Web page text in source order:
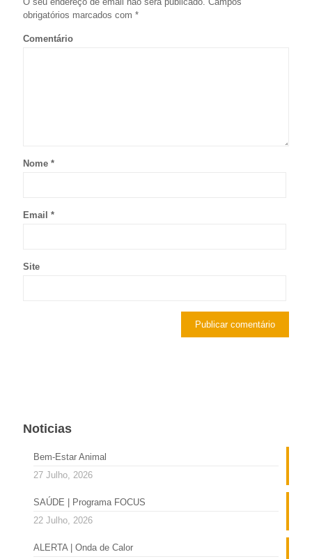
obrigatórios marcados com *
Comentário
Nome *
Email *
Site
Noticias
Bem-Estar Animal
27 Julho, 2026
SAÚDE | Programa FOCUS
22 Julho, 2026
ALERTA | Onda de Calor